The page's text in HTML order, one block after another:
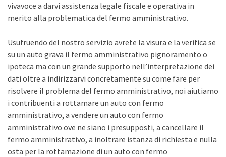
vivavoce a darvi assistenza legale fiscale e operativa in
merito alla problematica del fermo amministrativo.
Usufruendo del nostro servizio avrete la visura e la verifica se
su un auto grava il fermo amministrativo pignoramento o
ipoteca ma con un grande supporto nell’interpretazione dei
dati oltre a indirizzarvi concretamente su come fare per
risolvere il problema del fermo amministrativo, noi aiutiamo
i contribuenti a rottamare un auto con fermo
amministrativo, a vendere un auto con fermo
amministrativo ove ne siano i presupposti, a cancellare il
fermo amministrativo, a inoltrare istanza di richiesta e nulla
osta per la rottamazione di un auto con fermo